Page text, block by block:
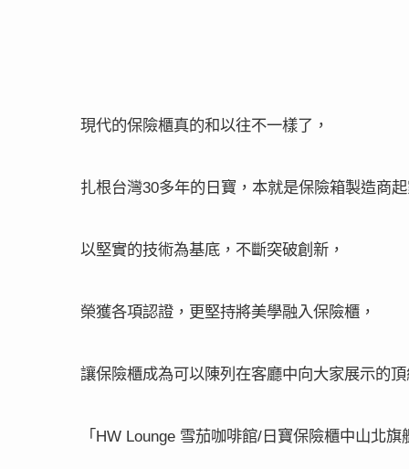
現代的保險櫃真的和以往不一樣了，
扎根台灣30多年的日寶，本就是保險箱製造商起
以堅實的技術為基底，不斷突破創新，
榮獲各項認證，更堅持將美學融入保險櫃，
讓保險櫃成為可以陳列在客廳中向大家展示的頂
「HW Lounge 雪茄咖啡館/日寶保險櫃中山北旗